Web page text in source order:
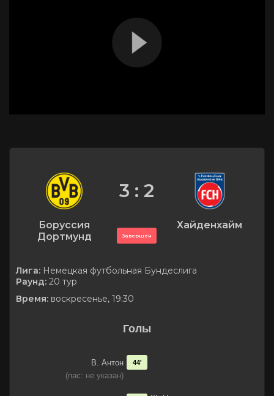
Боруссия
Дортмунд
3 : 2
Завершён
Хайденхайм
Лига: Немецкая футбольная Бундеслига
Раунд: 20 тур
Время: воскресенье, 19:30
Голы
В. Антон
(пас: не указан)
44'